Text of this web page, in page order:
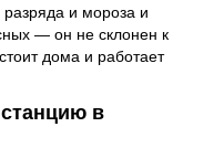
разряда и мороза и
— он не склонен к
дома и работает
в